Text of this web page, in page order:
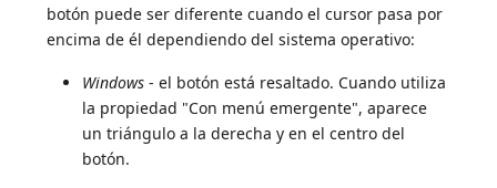
botón puede ser diferente cuando el cursor pasa por
encima de él dependiendo del sistema operativo:
Windows - el botón está resaltado. Cuando utiliza
la propiedad "Con menú emergente", aparece
un triángulo a la derecha y en el centro del
botón.